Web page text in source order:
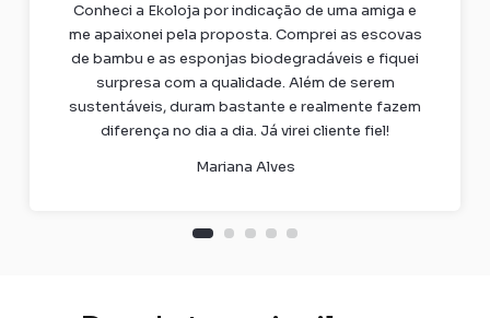
Conheci a Ekoloja por indicação de uma amiga e
me apaixonei pela proposta. Comprei as escovas
de bambu e as esponjas biodegradáveis e fiquei
surpresa com a qualidade. Além de serem
sustentáveis, duram bastante e realmente fazem
diferença no dia a dia. Já virei cliente fiel!
Mariana Alves